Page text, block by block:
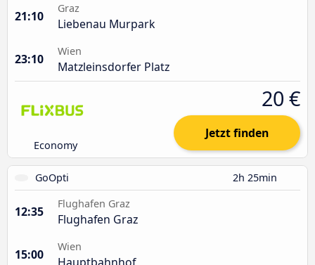
21:10
Graz
Liebenau Murpark
23:10
Wien
Matzleinsdorfer Platz
Economy
20 €
Jetzt finden
GoOpti 2h 25min
12:35
Flughafen Graz
Flughafen Graz
15:00
Wien